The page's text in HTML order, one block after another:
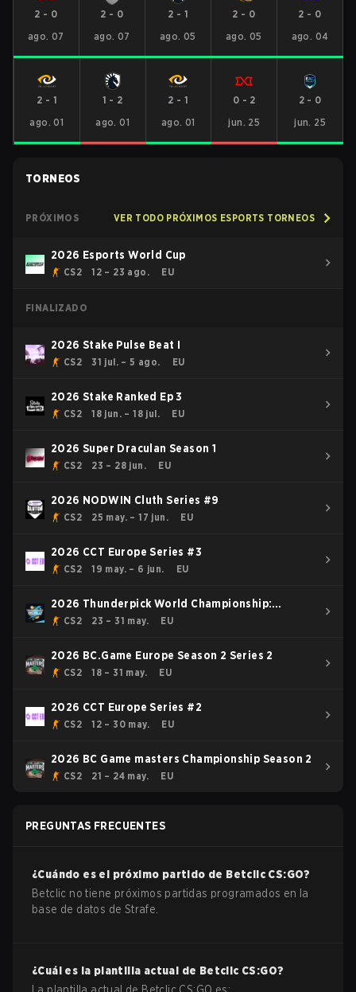
2 - 0
ago. 07
2 - 0
ago. 07
2 - 1
ago. 05
2 - 0
ago. 05
2 - 0
ago. 04
2 - 1
ago. 01
1 - 2
ago. 01
2 -1
ago. 01
0 - 2
jun. 25
2- 0
jun. 25
TORNEOS
PRÓXIMOS VER TODO PRÓXIMOS ESPORTS TORNEOS
2026 Esports World Cup
CS2 12 – 23 ago. EU
FINALIZADO
2026 Stake Pulse Beat I
CS2 31 jul. – 5 ago. EU
2026 Stake Ranked Ep 3
CS2 18 jun. – 18 jul. EU
2026 Super Draculan Season 1
CS2 23 – 28 jun. EU
2026 NODWIN Cluth Series #9
CS2 25 may. – 17 jun. EU
2026 CCT Europe Series #3
CS2 19 may. – 6 jun. EU
2026 Thunderpick World Championship:
European Series #1
CS2 23 – 31 may. EU
2026 BC.Game Europe Season 2 Series 2
CS2 18 – 31 may. EU
2026 CCT Europe Series #2
CS2 12 – 30 may. EU
2026 BC Game masters Championship Season 2
CS2 21 – 24 may. EU
PREGUNTAS FRECUENTES
¿Cuándo es el próximo partido de Betclic CS:GO?
Betclic no tiene próximos partidas programados en la
base de datos de Strafe.
¿Cuál es la plantilla actual de Betclic CS:GO?